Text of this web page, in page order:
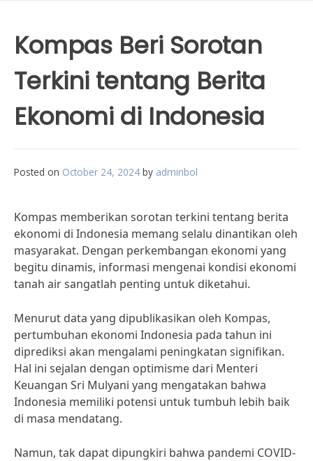
Kompas Beri Sorotan
Terkini tentang Berita
Ekonomi di Indonesia
Posted on October 24, 2024 by adminbol
Kompas memberikan sorotan terkini tentang berita
ekonomi di Indonesia memang selalu dinantikan oleh
masyarakat. Dengan perkembangan ekonomi yang
begitu dinamis, informasi mengenai kondisi ekonomi
tanah air sangatlah penting untuk diketahui.
Menurut data yang dipublikasikan oleh Kompas,
pertumbuhan ekonomi Indonesia pada tahun ini
diprediksi akan mengalami peningkatan signifikan.
Hal ini sejalan dengan optimisme dari Menteri
Keuangan Sri Mulyani yang mengatakan bahwa
Indonesia memiliki potensi untuk tumbuh lebih baik
di masa mendatang.
Namun, tak dapat dipungkiri bahwa pandemi COVID-